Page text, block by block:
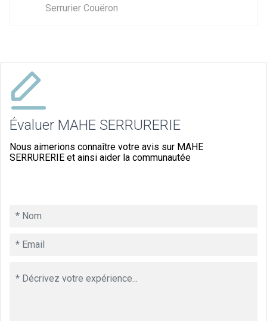
Serrurier Couëron
Évaluer MAHE SERRURERIE
Nous aimerions connaître votre avis sur MAHE
SERRURERIE et ainsi aider la communautée